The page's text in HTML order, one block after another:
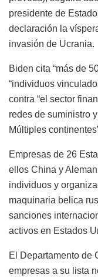
presidente de
declaración la
invasión de Ucrania.
Biden cita “más de
“individuos
contra “el sector
redes de suministro
Múltiples
Empresas de 26
ellos China y
individuos y
maquinaria belica
sanciones
activos en Estados
El Departamento de
empresas a su lista